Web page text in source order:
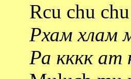
Rcu chu
Рхам хлам
Ра кккк ат